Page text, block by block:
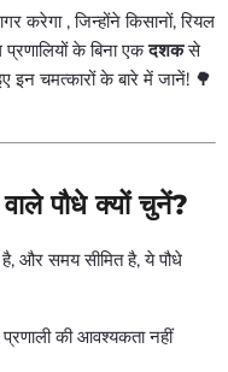
करेगा , जिन्होंने किसानों, रियल
के बिना एक दशकसे
इन चमत्कारों के बारे में जानें! 🌳
पौधे क्यों चुनें?
है, और समय सीमित है, ये पौधे
की आवश्यकता नहीं